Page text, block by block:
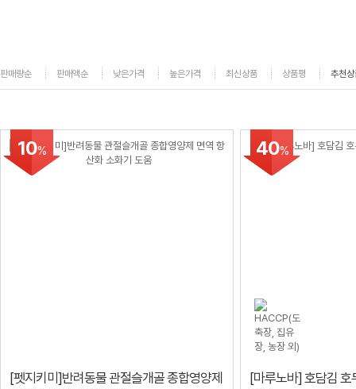
판매량순 판매액순 낮은가격 높은가격 최신상품 상품평 추천
10%
[펫지키미]반려동물 관절슬개골 종합영양제
40%
[마루노바] 호담김 호